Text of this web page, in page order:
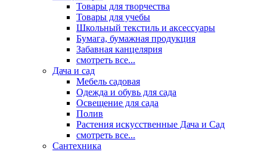
Товары для творчества
Товары для учебы
Школьный текстиль и аксессуары
Бумага, бумажная продукция
Забавная канцелярия
смотреть все...
Дача и сад
Мебель садовая
Одежда и обувь для сада
Освещение для сада
Полив
Растения искусственные Дача и Сад
смотреть все...
Сантехника